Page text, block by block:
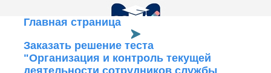
Оставить заявку
Главная страница
Заказать решение теста
"Организация и контроль текущей
деятельности сотрудников службы